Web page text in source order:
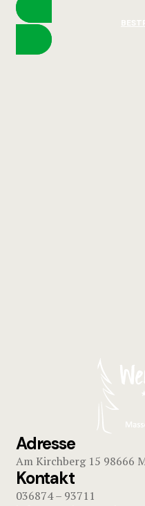
Adresse
Am Kirchberg 15 98666
Kontakt
036874 – 93711